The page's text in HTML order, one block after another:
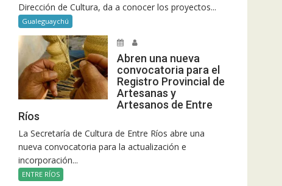
Dirección de Cultura, da a conocer los proyectos...
Gualeguaychú
Abren una nueva
convocatoria para el
Registro Provincial de
Artesanas y
Artesanos de Entre
Ríos
La Secretaría de Cultura de Entre Ríos abre una
nueva convocatoria para la actualización e
incorporación...
ENTRE RÍOS